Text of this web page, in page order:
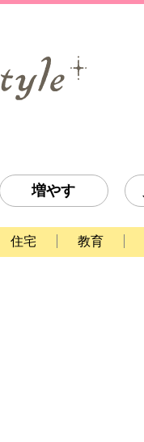
増やす
住宅 教育